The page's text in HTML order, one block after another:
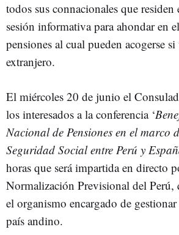
todos sus connacionales que
sesión informativa para ahondar en
pensiones al cual pueden acogerse
extranjero.
El miércoles 20 de junio el
los interesados a la conferencia ‘
Nacional de Pensiones en el marco
Seguridad Social entre Perú y
horas que será impartida en directo
Normalización Previsional del Perú,
el organismo encargado de
país andino.